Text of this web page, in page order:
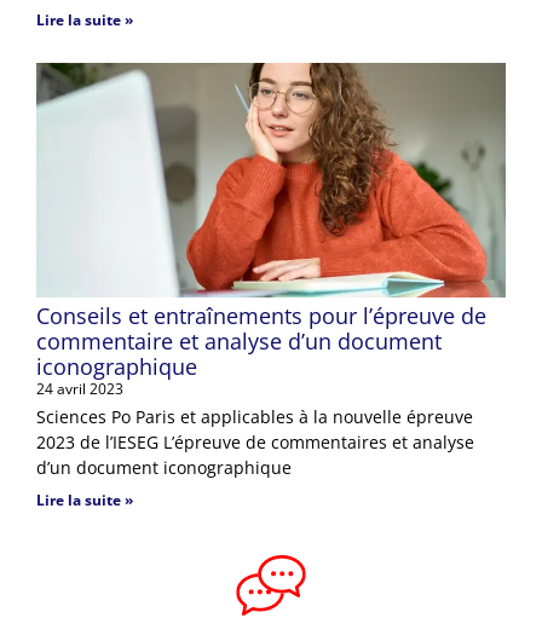
Lire la suite »
Conseils et entraînements pour l’épreuve de
commentaire et analyse d’un document
iconographique
24 avril 2023
Sciences Po Paris et applicables à la nouvelle épreuve
2023 de l’IESEG L’épreuve de commentaires et analyse
d’un document iconographique
Lire la suite »